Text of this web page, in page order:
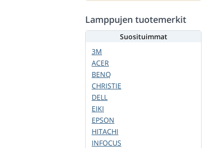
Lamppujen tuotemerkit
Suosituimmat
3M
ACER
BENQ
CHRISTIE
DELL
EIKI
EPSON
HITACHI
INFOCUS